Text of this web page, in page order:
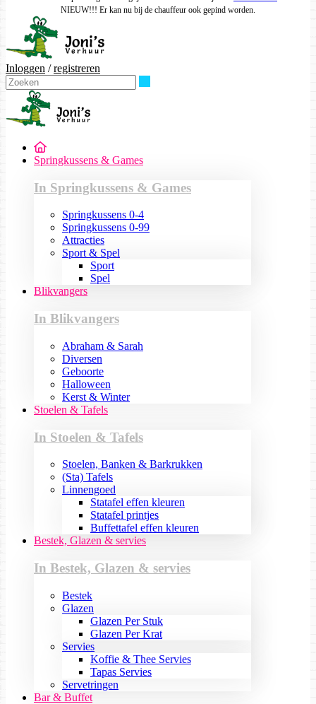
NIEUW!!! Er kan nu bij de chauffeur ook gepind worden.
Inloggen /registreren
Springkussens & Games
In Springkussens & Games
Springkussens 0-4
Springkussens 0-99
Attracties
Sport & Spel
Sport
Spel
Blikvangers
In Blikvangers
Abraham & Sarah
Diversen
Geboorte
Halloween
Kerst & Winter
Stoelen & Tafels
In Stoelen & Tafels
Stoelen, Banken & Barkrukken
(Sta) Tafels
Linnengoed
Statafel effen kleuren
Statafel printjes
Buffettafel effen kleuren
Bestek, Glazen & servies
In Bestek, Glazen & servies
Bestek
Glazen
Glazen Per Stuk
Glazen Per Krat
Servies
Koffie & Thee Servies
Tapas Servies
Servetringen
Bar & Buffet